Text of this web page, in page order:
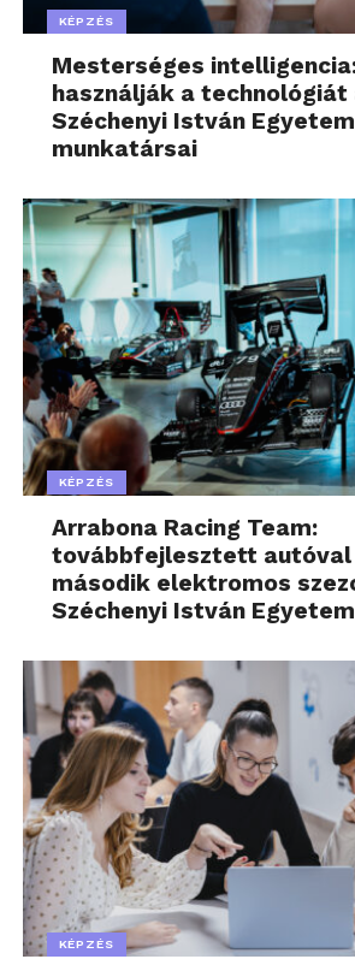
KÉPZÉS
Mesterséges
használják a technológiát
Széchenyi István Egyetem
munkatársai
KÉPZÉS
Arrabona Racing Team:
továbbfejlesztett autóval
második elektromos
Széchenyi István
KÉPZÉS